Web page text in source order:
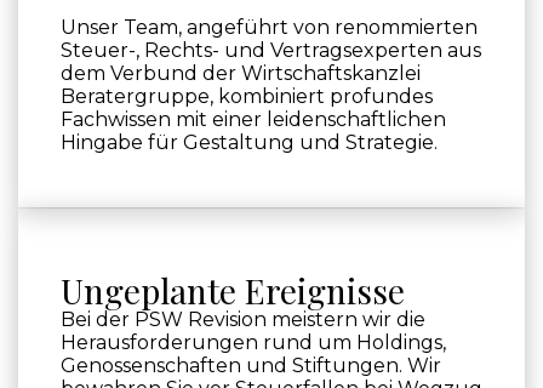
Unser Team, angeführt von renommierten
Steuer-, Rechts- und Vertragsexperten aus
dem Verbund der Wirtschaftskanzlei
Beratergruppe, kombiniert profundes
Fachwissen mit einer leidenschaftlichen
Hingabe für Gestaltung und Strategie.
Ungeplante Ereignisse
Bei der PSW Revision meistern wir die
Herausforderungen rund um Holdings,
Genossenschaften und Stiftungen. Wir